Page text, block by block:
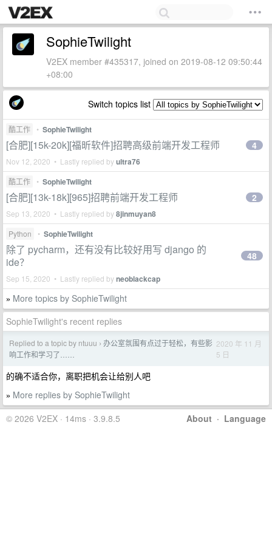
SophieTwilight
V2EX member #435317, joined on 2019-08-12 09:50:44
+08:00
Switch topics list
酷工作 • SophieTwilight
[合肥][15k-20k][福昕软件]招聘高级前端开发工程师
Nov 12, 2020 • Lastly replied byultra76
4
酷工作 • SophieTwilight
[合肥][13k-18k][965]招聘前端开发工程师
Sep 13, 2020 • Lastly replied by8jinmuyan8
2
Python • SophieTwilight
除了 pycharm，还有没有比较好用写 django 的
ide？
Sep 15, 2020 • Lastly replied byneoblackcap
48
» More topics by SophieTwilight
SophieTwilight's recent replies
Replied to a topic by ntuuu › 办公室氛围有点过于轻松，有些影
响工作和学习了……
2020 年 11 月
5 日
的确不适合你，离职把机会让给别人吧
» More replies by SophieTwilight
About · Language
© 2026 V2EX · 14ms · 3.9.8.5